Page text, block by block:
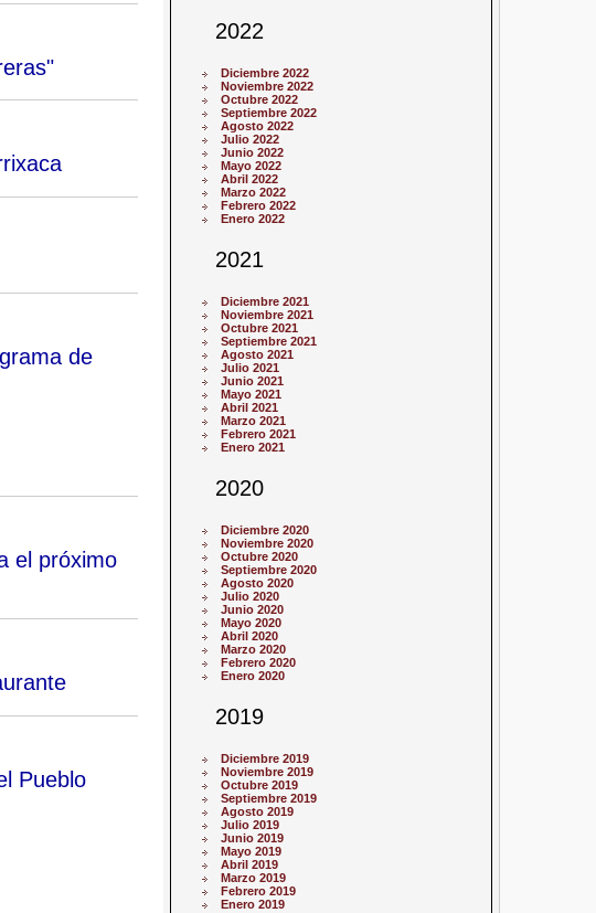
de
el próximo
Pueblo
2022
Diciembre 2022
Noviembre 2022
Octubre 2022
Septiembre 2022
Agosto 2022
Julio 2022
Junio 2022
Mayo 2022
Abril 2022
Marzo 2022
Febrero 2022
Enero 2022
2021
Diciembre 2021
Noviembre 2021
Octubre 2021
Septiembre 2021
Agosto 2021
Julio 2021
Junio 2021
Mayo 2021
Abril 2021
Marzo 2021
Febrero 2021
Enero 2021
2020
Diciembre 2020
Noviembre 2020
Octubre 2020
Septiembre 2020
Agosto 2020
Julio 2020
Junio 2020
Mayo 2020
Abril 2020
Marzo 2020
Febrero 2020
Enero 2020
2019
Diciembre 2019
Noviembre 2019
Octubre 2019
Septiembre 2019
Agosto 2019
Julio 2019
Junio 2019
Mayo 2019
Abril 2019
Marzo 2019
Febrero 2019
Enero 2019